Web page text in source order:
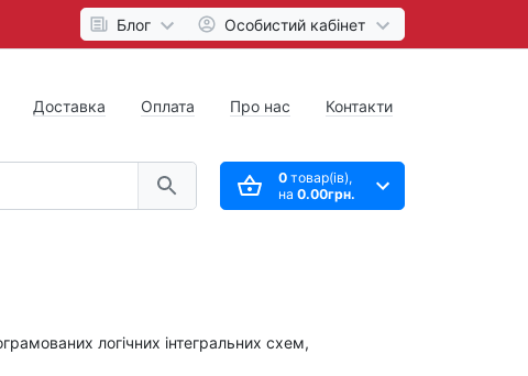
Блог Особистий кабінет
Доставка Оплата Про нас Контакти
0товар(ів),
на 0.00грн.
логічних інтегральних схем,